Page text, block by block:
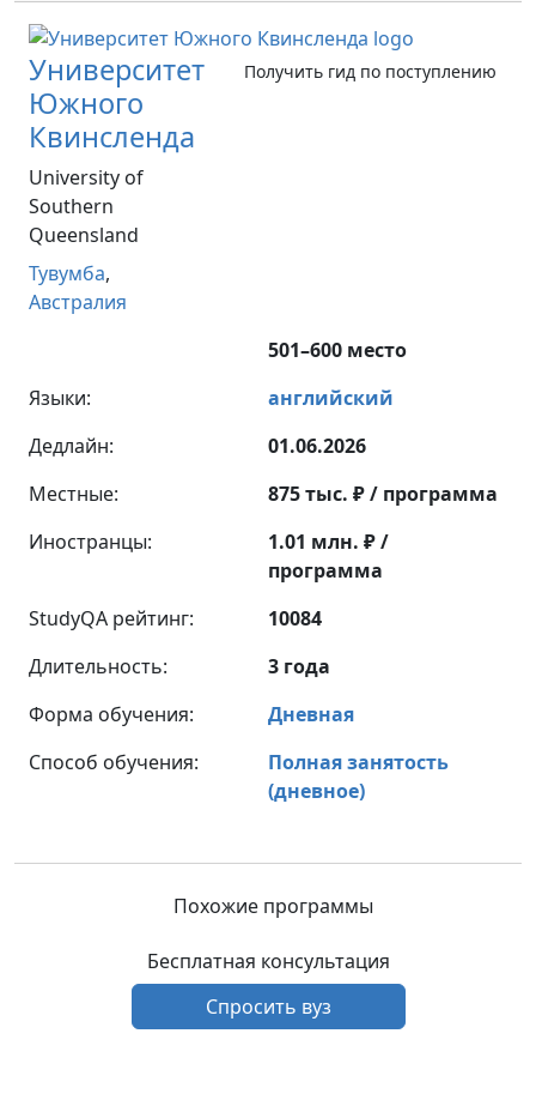
Университет
Южного
Квинсленда
University of
Southern
Queensland
Тувумба,
Австралия
Получить гид по поступлению
501–600 место
Языки:
английский
Дедлайн:
01.06.2026
Местные:
875 тыс. ₽ / программа
Иностранцы:
1.01 млн. ₽ /
программа
StudyQA рейтинг:
10084
Длительность:
3 года
Форма обучения:
Дневная
Способ обучения:
Полная занятость
(дневное)
Похожие программы
Бесплатная консультация
Спросить вуз